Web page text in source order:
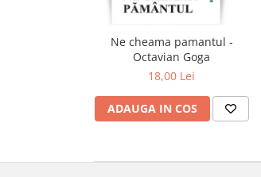
Ne cheama pamantul -
Octavian Goga
18,00 Lei
ADAUGA IN COS